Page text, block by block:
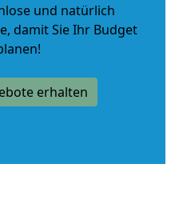
und natürlich
, damit Sie Ihr Budget
erhalten